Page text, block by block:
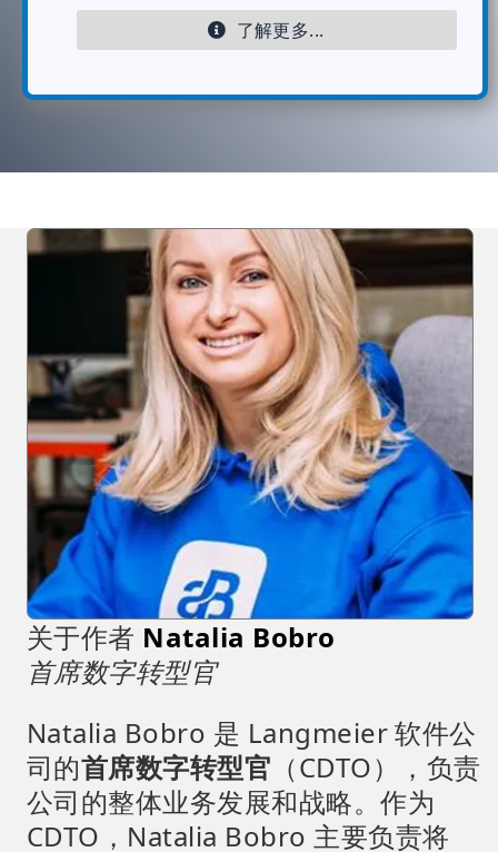
了解更多...
关于作者 Natalia Bobro
首席数字转型官
Natalia Bobro 是 Langmeier 软件公
司的首席数字转型官 （CDTO），负责
公司的整体业务发展和战略。作为
CDTO，Natalia Bobro 主要负责将